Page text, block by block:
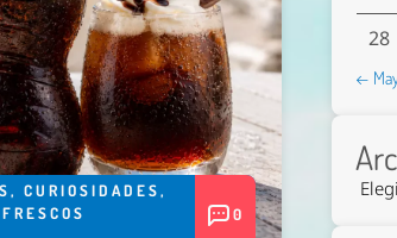
, CURIOSIDADES,
0
28
←